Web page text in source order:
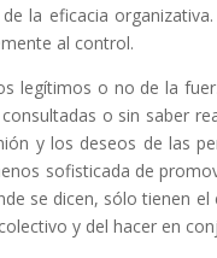
la eficacia
al control.
legítimos o no de la
o sin saber
y los deseos de las
sofisticada de
se dicen, sólo tienen
y del hacer en